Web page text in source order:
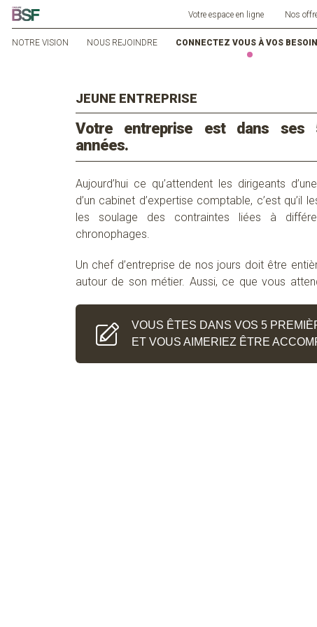
Votre espace en ligne Nos
NOTRE VISION NOUS REJOINDRE CONNECTEZ VOUS À VOS
JEUNE ENTREPRISE
Votre entreprise est dans ses
années.
Aujourd’hui ce qu’attendent les dirigeants
d’un cabinet d’expertise comptable, c’est qu’il
les soulage des contraintes liées à
chronophages.
Un chef d’entreprise de nos jours doit être
autour de son métier. Aussi, ce que vous
partenaire pour être le meilleur conseil afin
développement.
VOUS ÊTES DANS VOS 5
ET VOUS AIMERIEZ ÊTRE